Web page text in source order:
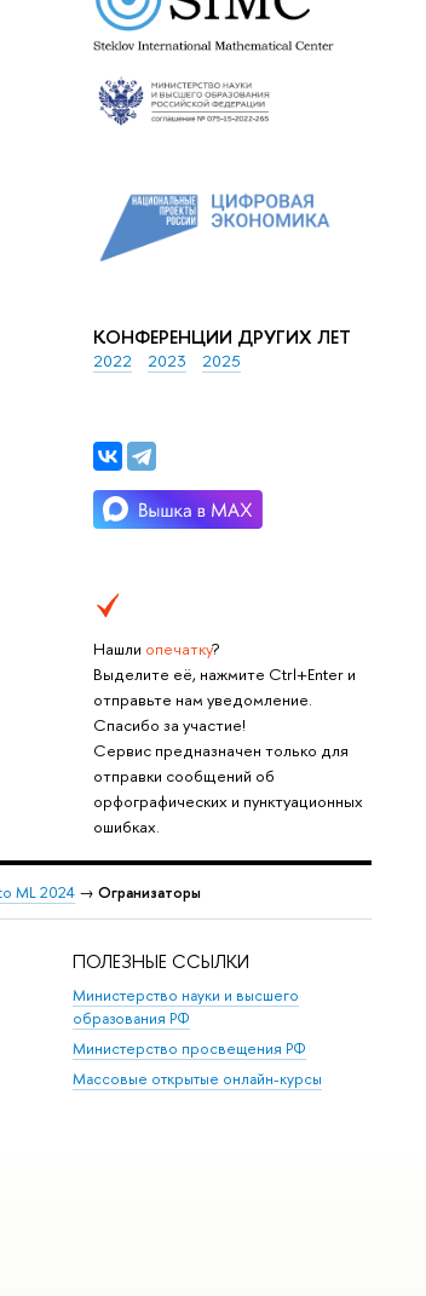
КОНФЕРЕНЦИИ ДРУГИХ ЛЕТ
2022 2023 2025
Нашли опечатку?
Выделите её, нажмите Ctrl+Enter и
отправьте нам уведомление.
Спасибо за участие!
Сервис предназначен только для
отправки сообщений об
орфографических и пунктуационных
ошибках.
ML 2024→ Огранизаторы
ПОЛЕЗНЫЕ ССЫЛКИ
Министерство науки и высшего
образования РФ
Министерство просвещения РФ
Массовые открытые онлайн-курсы